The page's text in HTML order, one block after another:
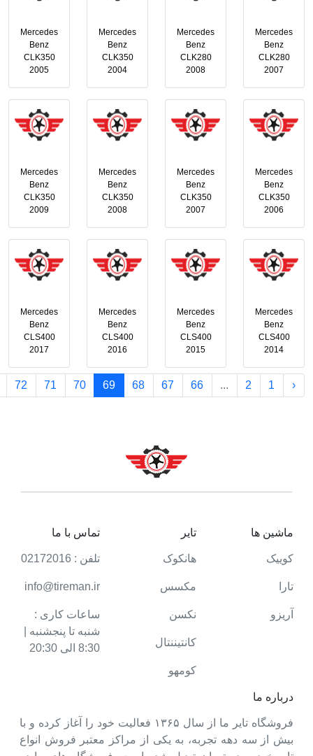
Mercedes
Benz
CLK280
2007
Mercedes
Benz
CLK280
2008
Mercedes
Benz
CLK350
2004
Mercedes
Benz
CLK350
2005
Mercedes
Benz
CLK350
2006
Mercedes
Benz
CLK350
2007
Mercedes
Benz
CLK350
2008
Mercedes
Benz
CLK350
2009
Mercedes
Benz
CLS400
2014
Mercedes
Benz
CLS400
2015
Mercedes
Benz
CLS400
2016
Mercedes
Benz
CLS400
2017
‹
1
2
...
66
67
68
69
70
71
72
درباره ما
فروشگاه تایر ما از سال ۱۳۶۵ فعالیت خود را آغاز کرده و با
بیش از سه دهه تجربه، به یکی از مراکز معتبر فروش انواع
ماشین ها
کوییک
تارا
آریزو
تایر
هانکوک
مکسس
نکسن
کانتیننتال
کومهو
تماس با ما
تلفن : 02172016
info@tireman.ir
ساعات کاری :
شنبه تا پنجشنبه |
8:30 الی 20:30